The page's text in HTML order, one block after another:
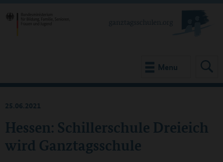
Menu
Hessen: Schillerschule Dreieich
wird Ganztagsschule
25.06.2021